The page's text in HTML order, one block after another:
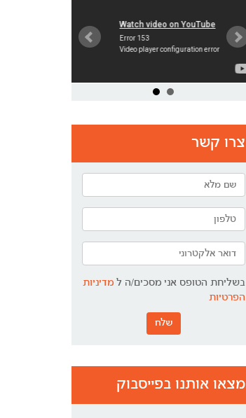
צרו קשר
בשליחת הטופס אני מסכים/ה למדיניות
הפרטיות
שלח
מצאו אותנו בפייסבוק